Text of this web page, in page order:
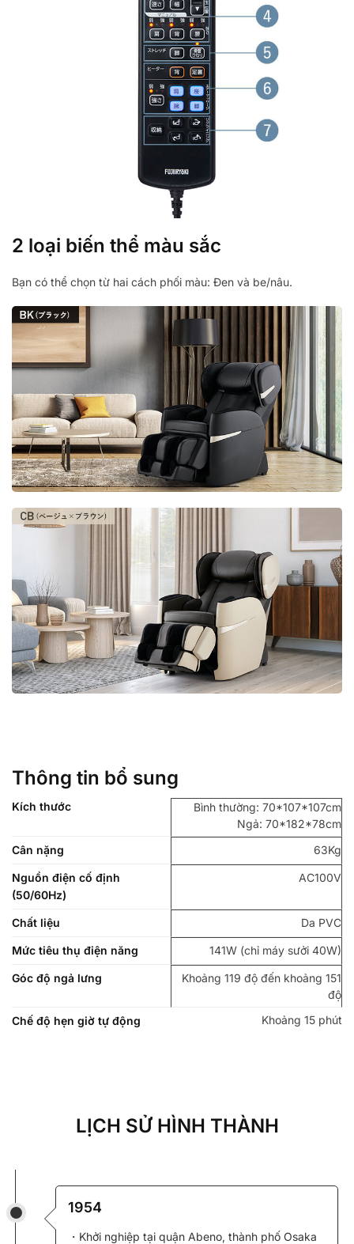
2 loại biến thể màu sắc
Bạn có thể chọn từ hai cách phối màu: Đen và be/nâu.
Thông tin bổ sung
Kích thước
Bình thường: 70*107*107cm
Ngả: 70*182*78cm
Cân nặng
63Kg
Nguồn điện cố định
(50/60Hz)
AC100V
Chất liệu Da PVC
Mức tiêu thụ điện năng 141W (chỉ máy sưởi 40W)
Góc độ ngả lưng
Khoảng 119 độ đến khoảng 151
độ
Chế độ hẹn giờ tự động
Khoảng 15 phút
LỊCH SỬ HÌNH THÀNH
1954
・Khởi nghiệp tại quận Abeno, thành phố Osaka